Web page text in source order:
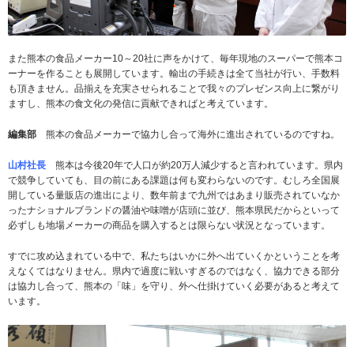
また熊本の食品メーカー10～20社に声をかけて、毎年現地のスーパーで熊本コ
ーナーを作ることも展開しています。輸出の手続きは全て当社が行い、手数料
も頂きません。品揃えを充実させられることで我々のプレゼンス向上に繋がり
ますし、熊本の食文化の発信に貢献できればと考えています。
編集部 熊本の食品メーカーで協力し合って海外に進出されているのですね。
山村社長 熊本は今後20年で人口が約20万人減少すると言われています。県内
で競争していても、目の前にある課題は何も変わらないのです。むしろ全国展
開している量販店の進出により、数年前まで九州ではあまり販売されていなか
ったナショナルブランドの醤油や味噌が店頭に並び、熊本県民だからといって
必ずしも地場メーカーの商品を購入するとは限らない状況となっています。
すでに攻め込まれている中で、私たちはいかに外へ出ていくかということを考
えなくてはなりません。県内で過度に戦いすぎるのではなく、協力できる部分
は協力し合って、熊本の「味」を守り、外へ仕掛けていく必要があると考えて
います。